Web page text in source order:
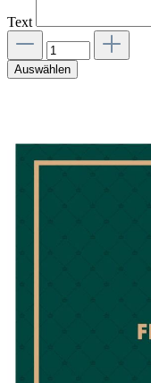
Text
Auswählen